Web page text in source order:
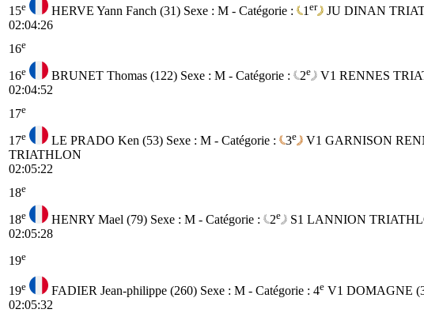
15e HERVE Yann Fanch (31) Sexe : M - Catégorie : 1 er JU DINAN
02:04:26
16e
16e BRUNET Thomas (122) Sexe : M - Catégorie : 2e V1 RENNES
02:04:52
17e
17e LE PRADO Ken (53) Sexe : M - Catégorie : 3e V1 GARNISON
TRIATHLON
02:05:22
18e
18e HENRY Mael (79) Sexe : M - Catégorie : 2e S1 LANNION
02:05:28
19e
19e FADIER Jean-philippe (260) Sexe : M - Catégorie : 4e V1 DOMAGNE
02:05:32